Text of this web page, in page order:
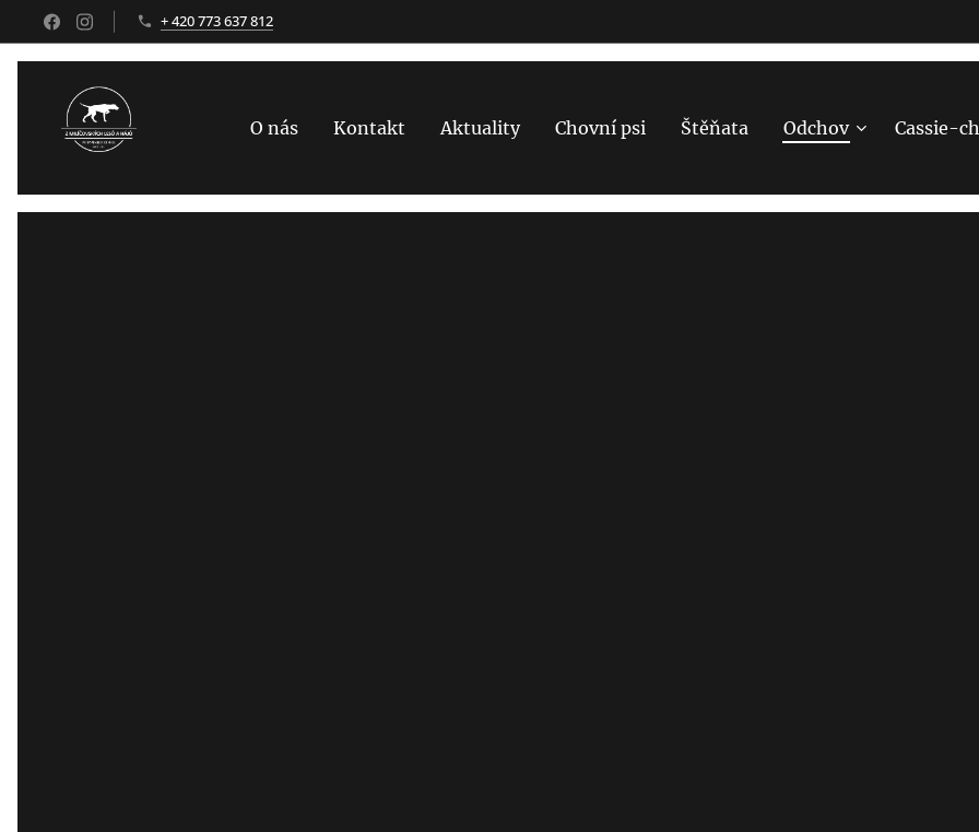
+ 420 773 637 812
O nás Kontakt Aktuality Chovní psi Štěňata Odchov Cassie-